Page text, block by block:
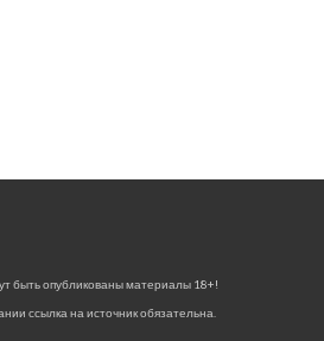
быть опубликованы материалы 18+!
ссылка на источник обязательна.